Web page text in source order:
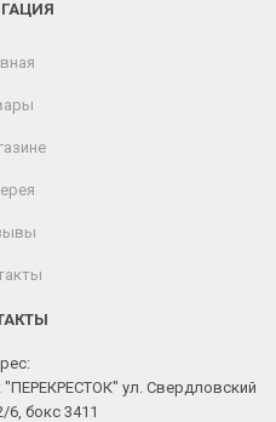
ул. Свердловский
6, бокс 3411